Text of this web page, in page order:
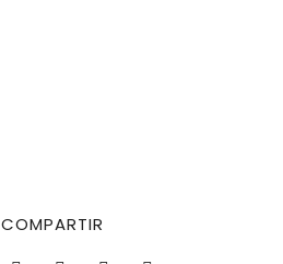
COMPARTIR